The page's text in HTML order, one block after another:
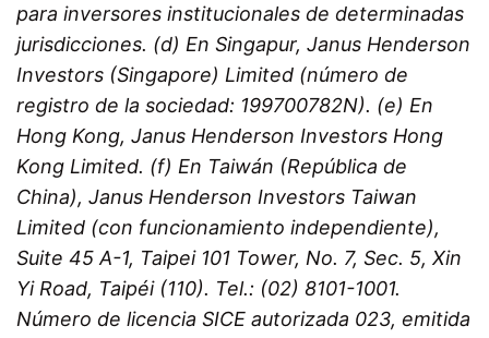
para inversores institucionales de determinadas
jurisdicciones. (d) En Singapur, Janus Henderson
Investors (Singapore) Limited (número de
registro de la sociedad: 199700782N). (e) En
Hong Kong, Janus Henderson Investors Hong
Kong Limited. (f) En Taiwán (República de
China), Janus Henderson Investors Taiwan
Limited (con funcionamiento independiente),
Suite 45 A-1, Taipei 101 Tower, No. 7, Sec. 5, Xin
Yi Road, Taipéi (110). Tel.: (02) 8101-1001.
Número de licencia SICE autorizada 023, emitida